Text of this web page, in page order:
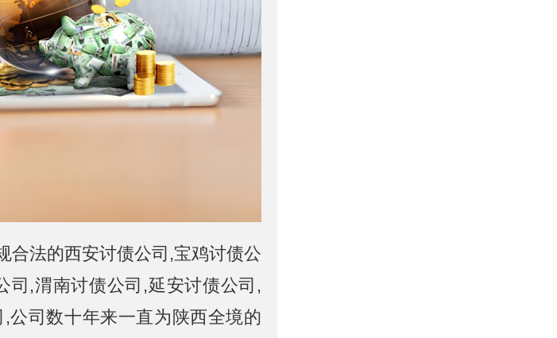
合法的西安讨债公司,宝鸡讨债公
司,渭南讨债公司,延安讨债公司,
公司数十年来一直为陕西全境的